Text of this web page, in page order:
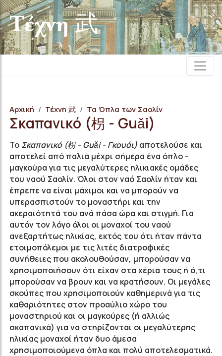
Τέχνη 武
Αρχική Τέχνη 武 Τα Όπλα των Σαολίν
Σκαπανικό (枴 - Guǎi)
Το Σκαπανικό (枴 - Guǎi - Γκουάι) αποτελούσε και
αποτελεί από παλιά μέχρι σήμερα ένα όπλο -
μαγκούρα για τις μεγαλύτερες ηλικιακές ομάδες
του ναού Σαολίν. Όλοι στον ναό Σαολίν ήταν και
έπρεπε να είναι μάχιμοι και να μπορούν να
υπερασπιστούν το μοναστήρι και την
ακεραιότητά του ανά πάσα ώρα και στιγμή. Για
αυτόν τον λόγο όλοι οι μοναχοί του ναού
ανεξαρτήτως ηλικίας, εκτός του ότι ήταν πάντα
ετοιμοπόλεμοι με τις λιτές διατροφικές
συνήθειες που ακολουθούσαν, μπορούσαν να
χρησιμοποιήσουν ότι είχαν στα χέρια τους ή ό,τι
μπορούσαν να βρουν και να κρατήσουν. Οι μεγάλες
σκούπες που χρησιμοποιούν καθημερινά για τις
καθαριότητες στον προαύλιο χώρο του
μοναστηριού και οι μαγκούρες (ή αλλιώς
σκαπανικά) για να στηρίζονται οι μεγαλύτερης
ηλικίας μοναχοί ήταν δυο άμεσα
χρησιμοποιούμενα όπλα και πολύ αποτελεσματικά.